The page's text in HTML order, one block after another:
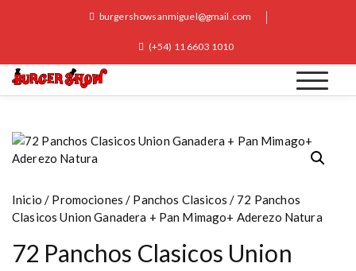
o
burgershowsanmiguel@gmail.com
(+54) 11 6603 1010
Burger Show San Miguel
Inicio / Promociones / Panchos Clasicos / 72 Panchos
Clasicos Union Ganadera + Pan Mimago+ Aderezo Natura
72 Panchos Clasicos Union